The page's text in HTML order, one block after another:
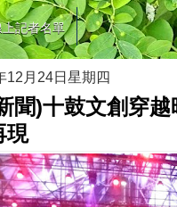
記者名單
12月24日星期四
聞)十鼓文創穿
現